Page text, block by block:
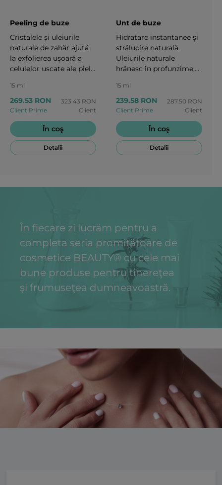
Peeling de buze
Cristalele și uleiurile
naturale de zahăr ajută
la exfolierea ușoară a
celulelor uscate ale pielii,
buzelor moliciune și
netezime.15 ml
15 ml
269.53 RON
Client Prime
323.43 RON
Client
În coş
Detalii
Unt de buze
Hidratare instantanee și
strălucire naturală.
Uleiurile naturale
hrănesc în profunzime,
protejează buzele pentru
o lungă perioadă de
timp. Doar îngrijire și
frumusețe naturală.15
ml
15 ml
239.58 RON
Client Prime
287.50 RON
Client
În coş
Detalii
În fiecare zi lucrăm pentru a
completa seria promiţătoare de
cosmetice BEAUTY® cu cele mai
bune produse pentru tinereţea
şi frumuseţea dumneavoastră.